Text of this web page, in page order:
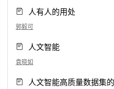
人有人的用处
郭毅可
人文智能
袁晓如
人文智能高质量数据集